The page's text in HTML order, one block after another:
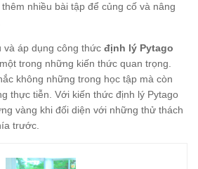
nhiều bài tập để củng cố và nâng
và áp dụng công thức định lý Pytago
trong những kiến thức quan trọng.
không những trong học tập mà còn
thực tiễn. Với kiến thức định lý Pytago
vàng khi đối diện với những thử thách
trước.